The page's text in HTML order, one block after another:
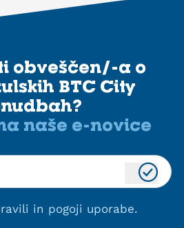
obveščen/-a o
BTC City
naše e-novice
in pogoji uporabe.